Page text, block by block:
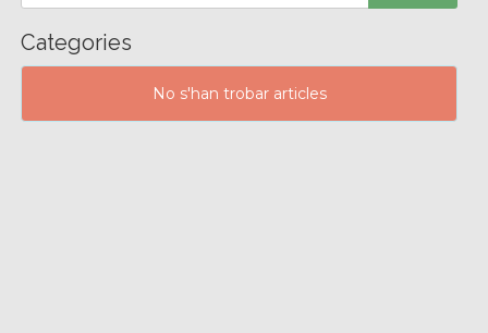
Categories
No s'han trobar articles